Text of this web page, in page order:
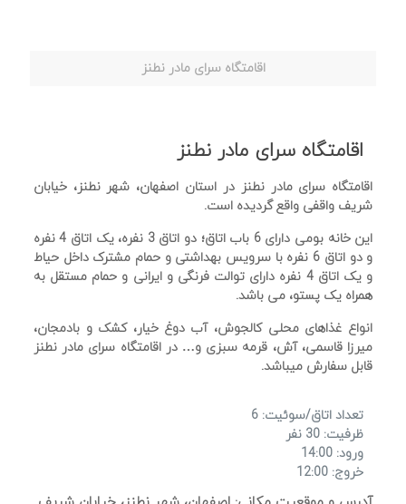
اقامتگاه سرای مادر نطنز
اقامتگاه سرای مادر نطنز
اقامتگاه سرای مادر نطنز در استان اصفهان، شهر نطنز، خیابان
شریف واقفی واقع گردیده است.
این خانه بومی دارای 6 باب اتاق؛ دو اتاق 3 نفره، یک اتاق 4 نفره
و دو اتاق 6 نفره با سرویس بهداشتی و حمام مشترک داخل حیاط
و یک اتاق 4 نفره دارای توالت فرنگی و ایرانی و حمام مستقل به
همراه یک پستو، می باشد.
انواع غذاهای محلی کالجوش، آب دوغ خیار، کشک و بادمجان،
میرزا قاسمی، آش، قرمه سبزی و… در اقامتگاه سرای مادر نطنز
قابل سفارش میباشد.
تعداد اتاق/سوئیت: 6
ظرفیت: 30 نفر
ورود: 14:00
خروج: 12:00